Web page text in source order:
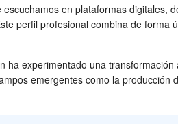
en plataformas
perfil profesional combina de
experimentado una
emergentes como la